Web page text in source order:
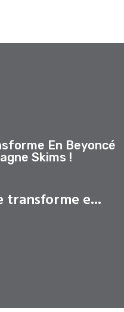
En Beyoncé
Skims !
transforme e...